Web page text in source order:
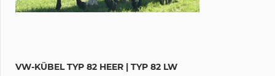
VW-KÜBEL TYP 82 HEER | TYP 82 LW